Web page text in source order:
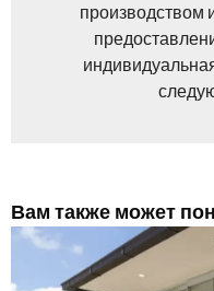
производством
Вам также может